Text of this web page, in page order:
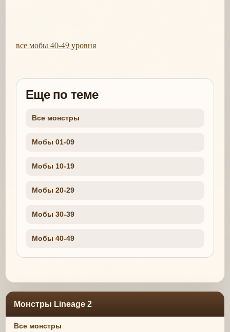
все мобы 40-49 уровня
Еще по теме
Все монстры
Мобы 01-09
Мобы 10-19
Мобы 20-29
Мобы 30-39
Мобы 40-49
Монстры Lineage 2
Все монстры